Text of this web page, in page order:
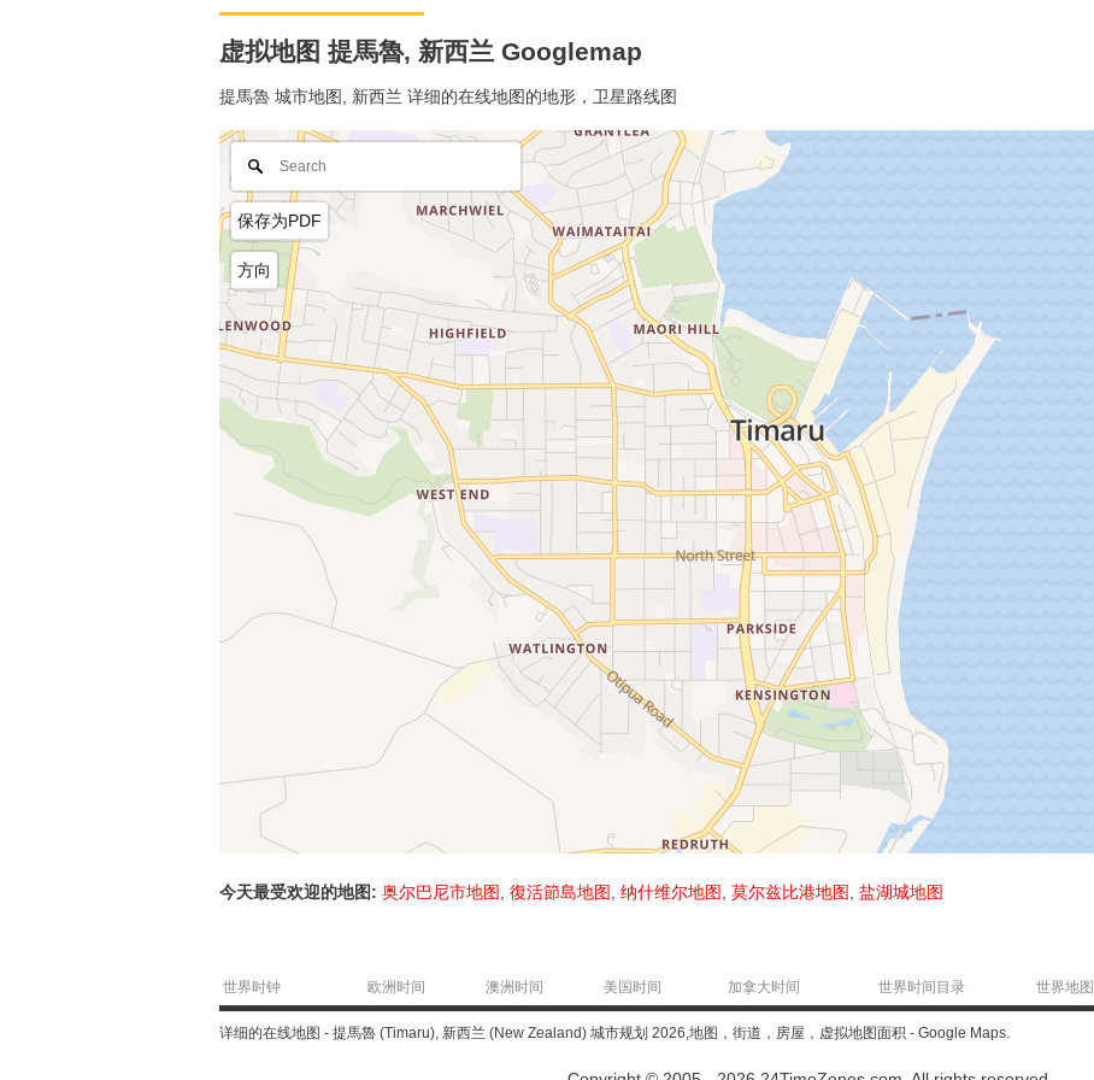
虚拟地图 提馬魯, 新西兰 Googlemap
提馬魯 城市地图, 新西兰 详细的在线地图的地形，卫星路线图
保存为PDF
方向
今天最受欢迎的地图: 奥尔巴尼市地图 復活節島地图 纳什维尔地图 莫尔兹比港地图 盐湖城地图
世界时钟 欧洲时间 澳洲时间 美国时间 加拿大时间 世界时间目录 世界地图
详细的在线地图 - 提馬魯 (Timaru), 新西兰 (New Zealand) 城市规划 2026,地图，街道，房屋，虚拟地图面积 - Google Maps.